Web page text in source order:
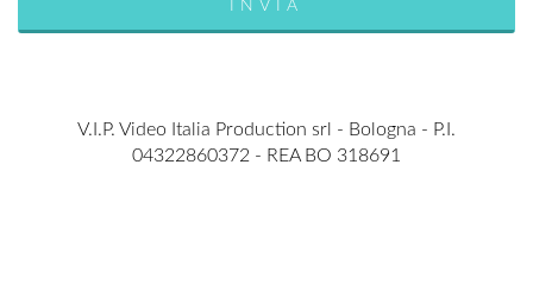
V.I.P. Video Italia Production srl - Bologna - P.I.
04322860372 - REA BO 318691